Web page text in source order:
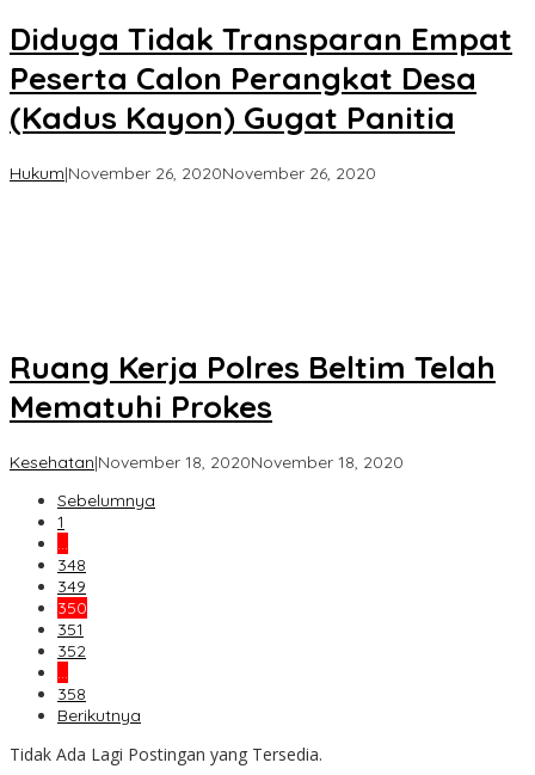
Diduga Tidak Transparan Empat
Peserta Calon Perangkat Desa
(Kadus Kayon) Gugat Panitia
Hukum|November 26, 2020November 26, 2020
Ruang Kerja Polres Beltim Telah
Mematuhi Prokes
Kesehatan|November 18, 2020November 18, 2020
Sebelumnya
1
…
348
349
350
351
352
…
358
Berikutnya
Tidak Ada Lagi Postingan yang Tersedia.